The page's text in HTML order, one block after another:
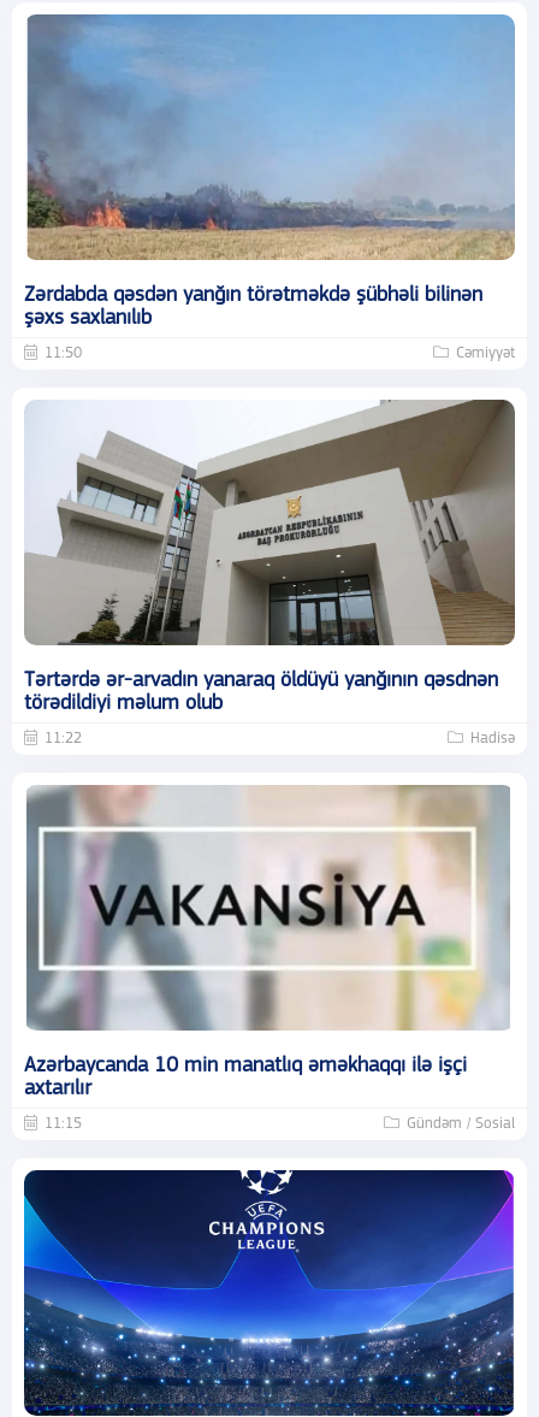
Zərdabda qəsdən yanğın törətməkdə şübhəli bilinən
şəxs saxlanılıb
11:50 Cəmiyyət
Tərtərdə ər-arvadın yanaraq öldüyü yanğının qəsdnən
törədildiyi məlum olub
11:22 Hadisə
Azərbaycanda 10 min manatlıq əməkhaqqı ilə işçi
axtarılır
11:15 Gündəm / Sosial